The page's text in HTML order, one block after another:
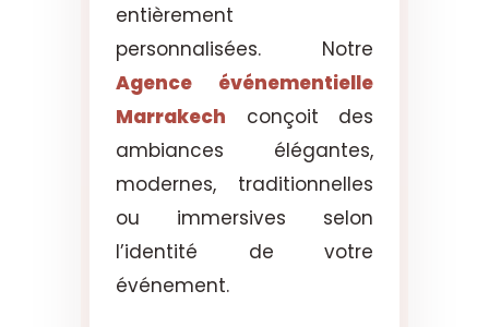
entièrement
personnalisées. Notre
Agence événementielle
Marrakech conçoit des
ambiances élégantes,
modernes, traditionnelles
ou immersives selon
l’identité de votre
événement.